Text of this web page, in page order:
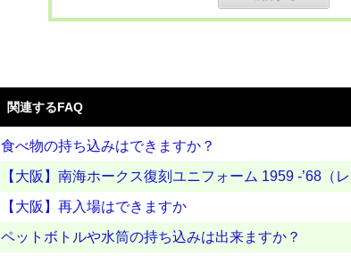
関連するFAQ
食べ物の持ち込みはできますか？
【大阪】南海ホークス復刻ユニフォーム 1959 -’68（
【大阪】再入場はできますか
ペットボトルや水筒の持ち込みは出来ますか？